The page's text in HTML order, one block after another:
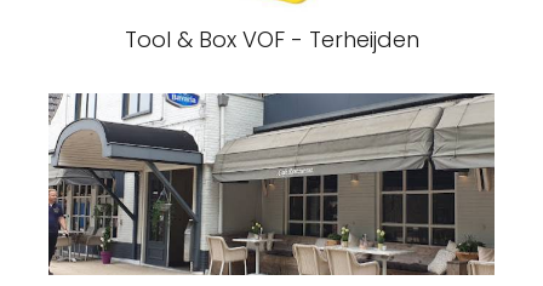
Tool & Box VOF - Terheijden